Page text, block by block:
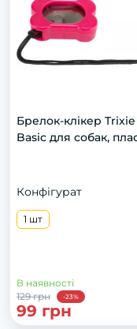
Брелок-клікер Trixie
Basic для собак,
Конфігурат
1 шт
В наявності
129 грн
-23%
99 грн